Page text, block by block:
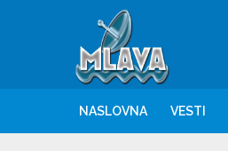
NASLOVNA VESTI